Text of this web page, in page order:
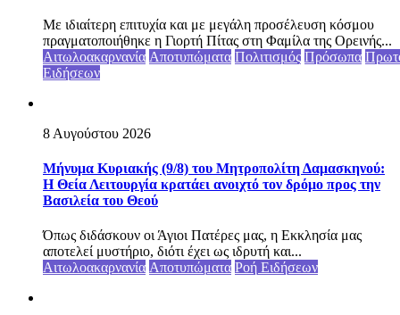
Με ιδιαίτερη επιτυχία και με μεγάλη προσέλευση κόσμου
πραγματοποιήθηκε η Γιορτή Πίτας στη Φαμίλα της Ορεινής...
Αιτωλοακαρνανία Αποτυπώματα Πολιτισμός Πρόσωπα
Ειδήσεων
8 Αυγούστου 2026
Μήνυμα Κυριακής (9/8) του Μητροπολίτη Δαμασκηνού:
Η Θεία Λειτουργία κρατάει ανοιχτό τον δρόμο προς την
Βασιλεία του Θεού
Όπως διδάσκουν οι Άγιοι Πατέρες μας, η Εκκλησία μας
αποτελεί μυστήριο, διότι έχει ως ιδρυτή και...
Αιτωλοακαρνανία Αποτυπώματα Ροή Ειδήσεων